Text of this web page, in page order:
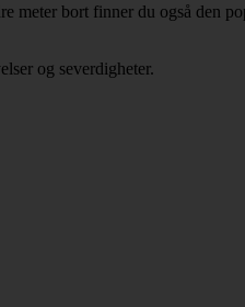
meter bort finner du også den
og severdigheter.